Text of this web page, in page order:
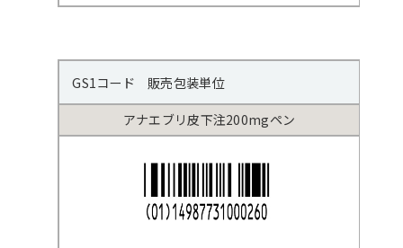
GS1コード 販売包装単位
アナエブリ皮下注200mgペン